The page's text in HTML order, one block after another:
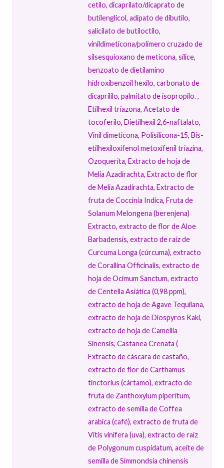
cetilo, dicaprilato/​dicaprato de
butilenglicol, adipato de dibutilo,
salicilato de butiloctilo,
vinildimeticona/​polímero cruzado de
silsesquioxano de meticona, sílice,
benzoato de dietilamino
hidroxibenzoil hexilo, carbonato de
dicaprililo, palmitato de isopropilo. ,
Etilhexil triazona, Acetato de
tocoferilo, Dietilhexil 2,6-naftalato,
Vinil dimeticona, Polisilicona-15, Bis-
etilhexiloxifenol metoxifenil triazina,
Ozoquerita, Extracto de hoja de
Melia Azadirachta, Extracto de flor
de Melia Azadirachta, Extracto de
fruta de Coccinia Indica, Fruta de
Solanum Melongena (berenjena)
Extracto, extracto de flor de Aloe
Barbadensis, extracto de raíz de
Curcuma Longa (cúrcuma), extracto
de Corallina Officinalis, extracto de
hoja de Ocimum Sanctum, extracto
de Centella Asiática (0,98 ppm),
extracto de hoja de Agave Tequilana,
extracto de hoja de Diospyros Kaki,
extracto de hoja de Camellia
Sinensis, Castanea Crenata (
Extracto de cáscara de castaño,
extracto de flor de Carthamus
tinctorius (cártamo), extracto de
fruta de Zanthoxylum piperitum,
extracto de semilla de Coffea
arabica (café), extracto de fruta de
Vitis vinifera (uva), extracto de raíz
de Polygonum cuspidatum, aceite de
semilla de Simmondsia chinensis